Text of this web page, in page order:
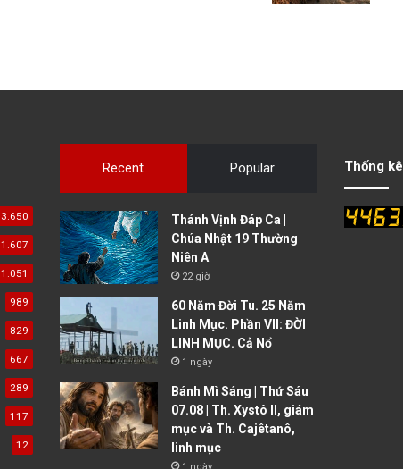
3.650
1.607
1.051
989
829
667
289
117
12
Recent Popular
Thánh Vịnh Đáp Ca |
Chúa Nhật 19 Thường
Niên A
22 giờ
60 Năm Đời Tu. 25 Năm
Linh Mục. Phần VII: ĐỜI
LINH MỤC. Cả Nổ
1 ngày
Bánh Mì Sáng | Thứ Sáu
07.08 | Th. Xystô II, giám
mục và Th. Cajêtanô,
linh mục
Thống kê